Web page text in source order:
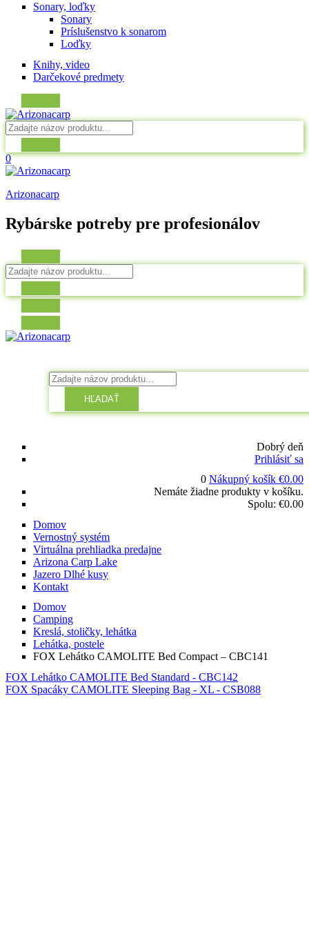
Sonary, loďky
Sonary
Príslušenstvo k sonarom
Loďky
Knihy, video
Darčekové predmety
0
Arizonacarp
Rybárske potreby pre profesionálov
HĽADAŤ
Dobrý deň
Prihlásiť sa
0 Nákupný košík €0.00
Nemáte žiadne produkty v košíku.
Spolu: €0.00
Domov
Vernostný systém
Virtuálna prehliadka predajne
Arizona Carp Lake
Jazero Dlhé kusy
Kontakt
Domov
Camping
Kreslá, stoličky, lehátka
Lehátka, postele
FOX Lehátko CAMOLITE Bed Compact – CBC141
FOX Lehátko CAMOLITE Bed Standard - CBC142
FOX Spacáky CAMOLITE Sleeping Bag - XL - CSB088